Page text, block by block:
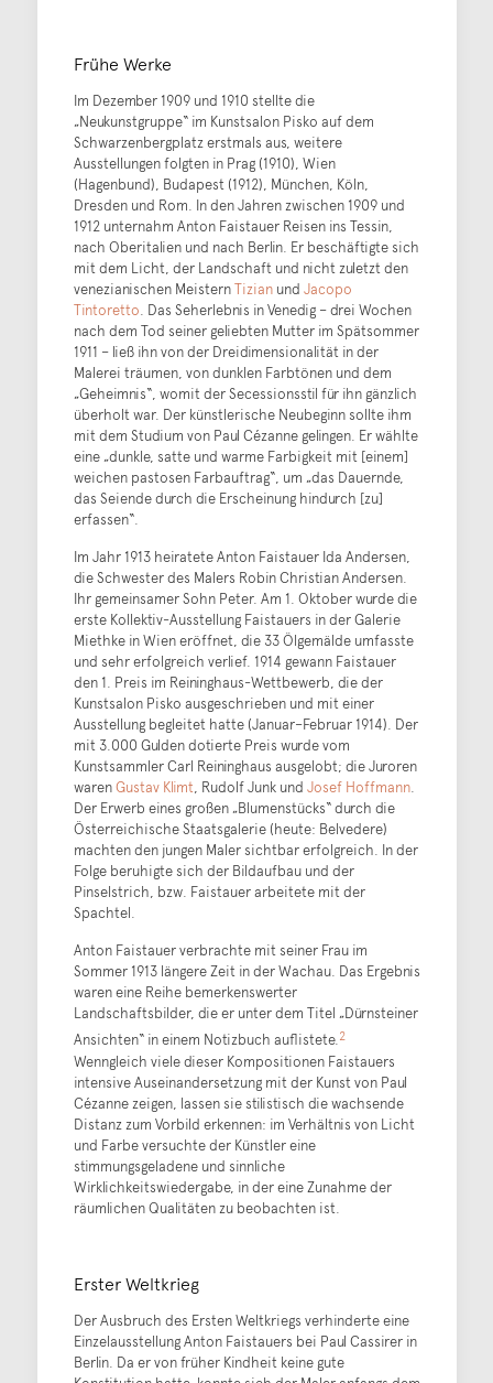
Frühe Werke
Im Dezember 1909 und 1910 stellte die
„Neukunstgruppe“ im Kunstsalon Pisko auf dem
Schwarzenbergplatz erstmals aus, weitere
Ausstellungen folgten in Prag (1910), Wien
(Hagenbund), Budapest (1912), München, Köln,
Dresden und Rom. In den Jahren zwischen 1909 und
1912 unternahm Anton Faistauer Reisen ins Tessin,
nach Oberitalien und nach Berlin. Er beschäftigte sich
mit dem Licht, der Landschaft und nicht zuletzt den
venezianischen MeisternTizianund Jacopo
Tintoretto. Das Seherlebnis in Venedig – drei Wochen
nach dem Tod seiner geliebten Mutter im Spätsommer
1911 – ließ ihn von der Dreidimensionalität in der
Malerei träumen, von dunklen Farbtönen und dem
„Geheimnis“, womit der Secessionsstil für ihn gänzlich
überholt war. Der künstlerische Neubeginn sollte ihm
mit dem Studium von Paul Cézanne gelingen. Er wählte
eine „dunkle, satte und warme Farbigkeit mit [einem]
weichen pastosen Farbauftrag“, um „das Dauernde,
das Seiende durch die Erscheinung hindurch [zu]
erfassen“.
Im Jahr 1913 heiratete Anton Faistauer Ida Andersen,
die Schwester des Malers Robin Christian Andersen.
Ihr gemeinsamer Sohn Peter. Am 1. Oktober wurde die
erste Kollektiv-Ausstellung Faistauers in der Galerie
Miethke in Wien eröffnet, die 33 Ölgemälde umfasste
und sehr erfolgreich verlief. 1914 gewann Faistauer
den 1. Preis im Reininghaus-Wettbewerb, die der
Kunstsalon Pisko ausgeschrieben und mit einer
Ausstellung begleitet hatte (Januar–Februar 1914). Der
mit 3.000 Gulden dotierte Preis wurde vom
Kunstsammler Carl Reininghaus ausgelobt; die Juroren
warenGustav Klimt, Rudolf Junk und Josef Hoffmann.
Der Erwerb eines großen „Blumenstücks“ durch die
Österreichische Staatsgalerie (heute: Belvedere)
machten den jungen Maler sichtbar erfolgreich. In der
Folge beruhigte sich der Bildaufbau und der
Pinselstrich, bzw. Faistauer arbeitete mit der
Spachtel.
Anton Faistauer verbrachte mit seiner Frau im
Sommer 1913 längere Zeit in der Wachau. Das Ergebnis
waren eine Reihe bemerkenswerter
Landschaftsbilder, die er unter dem Titel „Dürnsteiner
Ansichten“ in einem Notizbuch auflistete.2
Wenngleich viele dieser Kompositionen Faistauers
intensive Auseinandersetzung mit der Kunst von Paul
Cézanne zeigen, lassen sie stilistisch die wachsende
Distanz zum Vorbild erkennen: im Verhältnis von Licht
und Farbe versuchte der Künstler eine
stimmungsgeladene und sinnliche
Wirklichkeitswiedergabe, in der eine Zunahme der
räumlichen Qualitäten zu beobachten ist.
Erster Weltkrieg
Der Ausbruch des Ersten Weltkriegs verhinderte eine
Einzelausstellung Anton Faistauers bei Paul Cassirer in
Berlin. Da er von früher Kindheit keine gute